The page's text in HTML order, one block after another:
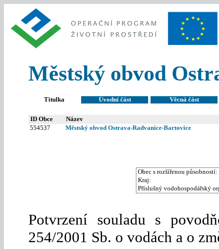
Městský obvod
Titulka Úvodní část Věcná část
ID Obce
Název
554537
Městský obvod Ostrava-Radvanice-Bartovice
Obec s rozšířenou působností:
Kraj:
Příslušný vodohospodářský
Potvrzení souladu s
254/2001 Sb. o vodách a o